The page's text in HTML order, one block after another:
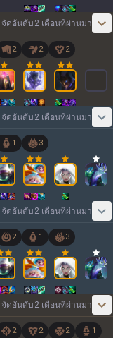
จัดอันดับ 2 เดือนที่ผ่านมา
2 2 2
จัดอันดับ 2 เดือนที่ผ่านมา
1 3
จัดอันดับ 2 เดือนที่ผ่านมา
2 1 3
จัดอันดับ 2 เดือนที่ผ่านมา
2 2 2 1